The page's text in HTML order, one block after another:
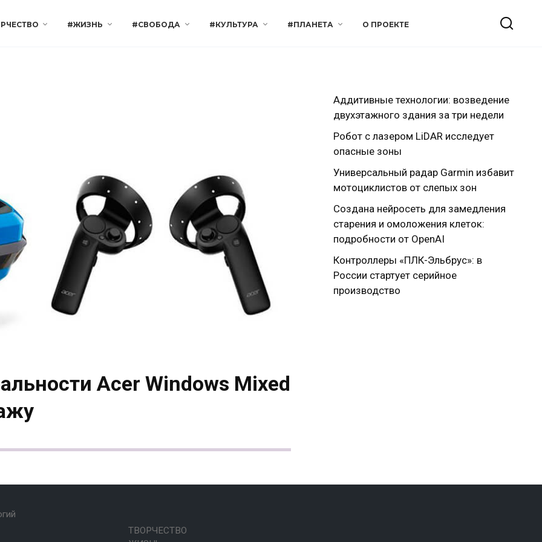
#ЖИЗНЬ #СВОБОДА #КУЛЬТУРА #ПЛАНЕТА О ПРОЕКТЕ
Acer Windows Mixed
Аддитивные технологии: возведение
двухэтажного здания за три недели
Робот с лазером LiDAR исследует
опасные зоны
Универсальный радар Garmin избавит
мотоциклистов от слепых зон
Создана нейросеть для замедления
старения и омоложения клеток:
подробности от OpenAI
Контроллеры «ПЛК-Эльбрус»: в
России стартует серийное
производство
ТВОРЧЕСТВО